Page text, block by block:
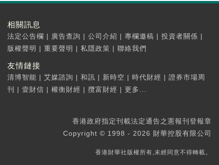
相關訊息
法定公告欄 | 廣告查詢 | 公司介紹 | 專欄邀稿 | 投資者關係 |
版權聲明 | 重要聲明 | 私隱政策 | 聯絡我們
友情鏈接
清博智能 | 艾媒諮詢 | 和訊 | 新時空 | 時代財經 | 證券市場周
刊
| 壹財信 | 權衡財經 | 攬富財經 | 更多...
香港政府指定刊載法定通告之憲報刊登報章
Copyright © 1998 - 2026 財華控股有限公司
香港財華社版權所有,未經同意不得轉載。